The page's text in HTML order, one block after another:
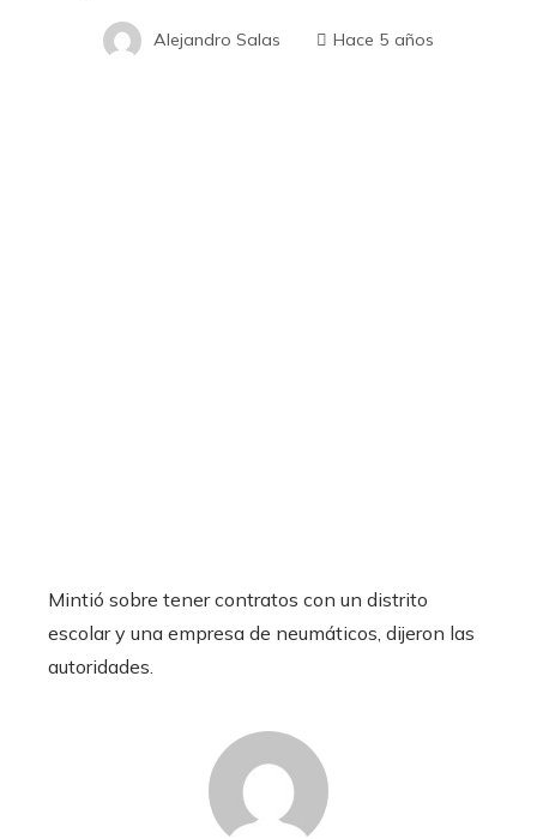
Alejandro Salas Hace 5 años
Mintió sobre tener contratos con un distrito
escolar y una empresa de neumáticos, dijeron las
autoridades.